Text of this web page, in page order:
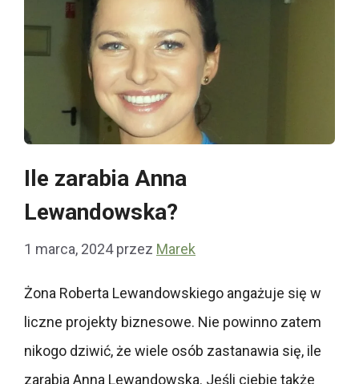
Ile zarabia Anna
Lewandowska?
1 marca, 2024 przez Marek
Żona Roberta Lewandowskiego angażuje się w
liczne projekty biznesowe. Nie powinno zatem
nikogo dziwić, że wiele osób zastanawia się, ile
zarabia Anna Lewandowska. Jeśli ciebie także